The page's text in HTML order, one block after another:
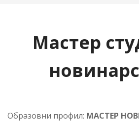
Мастер
Образовни профил: МАСТЕР